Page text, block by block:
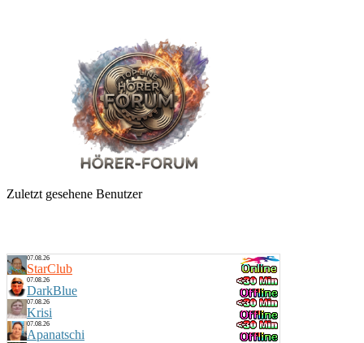
Zuletzt gesehene Benutzer
07.08.26
StarClub
07.08.26
DarkBlue
07.08.26
Krisi
07.08.26
Apanatschi